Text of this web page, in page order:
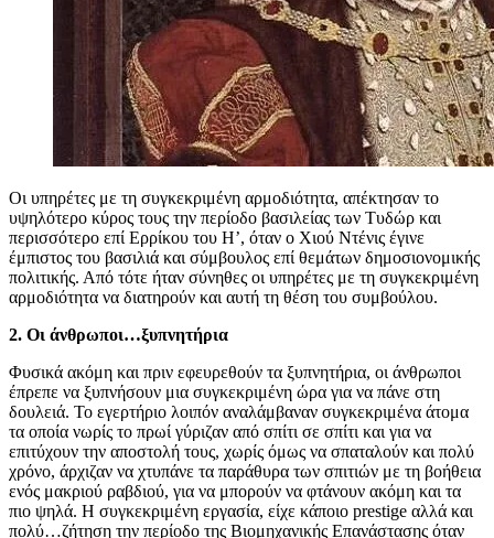
Οι υπηρέτες με τη συγκεκριμένη αρμοδιότητα, απέκτησαν το
υψηλότερο κύρος τους την περίοδο βασιλείας των Τυδώρ και
περισσότερο επί Ερρίκου του Η’, όταν ο Χιού Ντένις έγινε
έμπιστος του βασιλιά και σύμβουλος επί θεμάτων δημοσιονομικής
πολιτικής. Από τότε ήταν σύνηθες οι υπηρέτες με τη συγκεκριμένη
αρμοδιότητα να διατηρούν και αυτή τη θέση του συμβούλου.
2. Οι άνθρωποι…ξυπνητήρια
Φυσικά ακόμη και πριν εφευρεθούν τα ξυπνητήρια, οι άνθρωποι
έπρεπε να ξυπνήσουν μια συγκεκριμένη ώρα για να πάνε στη
δουλειά. Το εγερτήριο λοιπόν αναλάμβαναν συγκεκριμένα άτομα
τα οποία νωρίς το πρωί γύριζαν από σπίτι σε σπίτι και για να
επιτύχουν την αποστολή τους, χωρίς όμως να σπαταλούν και πολύ
χρόνο, άρχιζαν να χτυπάνε τα παράθυρα των σπιτιών με τη βοήθεια
ενός μακριού ραβδιού, για να μπορούν να φτάνουν ακόμη και τα
πιο ψηλά. Η συγκεκριμένη εργασία, είχε κάποιο prestige αλλά και
πολύ…ζήτηση την περίοδο της Βιομηχανικής Επανάστασης όταν